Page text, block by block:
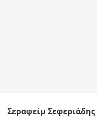
Σεραφείμ Σεφεριάδης